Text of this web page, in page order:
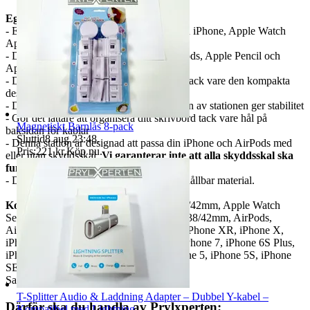
Egenskaper:
- En praktisk 4-i-1 laddningsstation för din iPhone, Apple Watch
Apple Pencil och AirPods
- Du kan visa och ladda din iPhone, AirPods, Apple Pencil och
Apple Watch samtidigt
- Den är perfekt för ditt kontor eller hem, tack vare den kompakta
designen
- Den greppvänliga silikonmattan på botten av stationen ger stabilitet
- Gör det lättare att organisera ditt skrivbord tack vare hål på
baksidan för kablar
- Denna station är designad att passa din iPhone och AirPods med
eller utan skyddsskal.Vi garanterar inte att alla skyddsskal ska
funka ladda med.
- Denna laddningsstation är tillverkad av hållbar material.
Kompatibilitet:
Apple Watch Series 1 38/42mm, Apple Watch
Series 2 38/42mm, Apple Watch Series 3 38/42mm, AirPods,
AirPods 2, iPhone XS Max, iPhone XS, iPhone XR, iPhone X,
iPhone 8 Plus, iPhone 8, iPhone 7 Plus, iPhone 7, iPhone 6S Plus,
iPhone 6S, iPhone 6 Plus, iPhone 6, iPhone 5, iPhone 5S, iPhone
SE......
Samsung Galaxy S10/S9/Note 10...........
Därför ska du handla av Prylxperten:
Magnetiskt Barnlås 8-pack
Sluttid8 aug 23:48.
Pris:221 kr,Köp nu.
T-Splitter Audio & Laddning Adapter – Dubbel Y-kabel –